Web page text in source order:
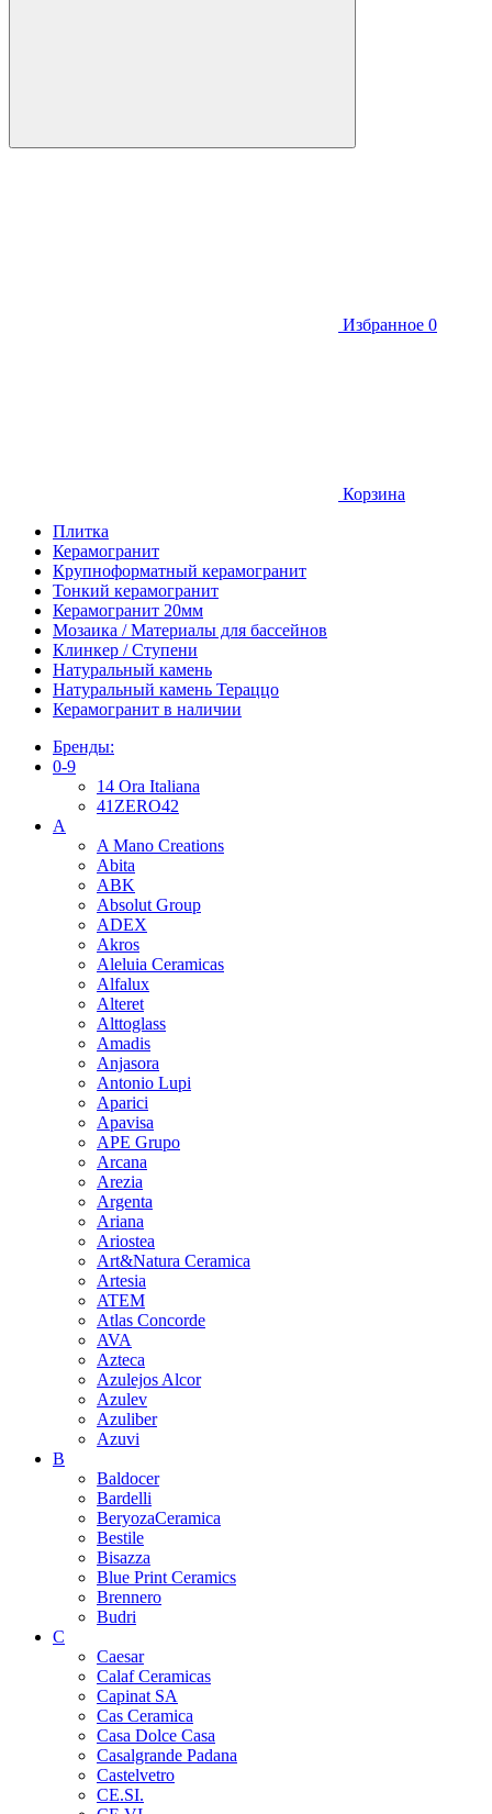
Избранное 0
Корзина
Плитка
Керамогранит
Крупноформатный керамогранит
Тонкий керамогранит
Керамогранит 20мм
Мозаика / Материалы для бассейнов
Клинкер / Ступени
Натуральный камень
Натуральный камень Тераццо
Керамогранит в наличии
Бренды:
0-9
14 Ora Italiana
41ZERO42
A
A Mano Creations
Abita
ABK
Absolut Group
ADEX
Akros
Aleluia Ceramicas
Alfalux
Alteret
Alttoglass
Amadis
Anjasora
Antonio Lupi
Aparici
Apavisa
APE Grupo
Arcana
Arezia
Argenta
Ariana
Ariostea
Art&Natura Ceramica
Artesia
ATEM
Atlas Concorde
AVA
Azteca
Azulejos Alcor
Azulev
Azuliber
Azuvi
B
Baldocer
Bardelli
BeryozaCeramica
Bestile
Bisazza
Blue Print Ceramics
Brennero
Budri
C
Caesar
Calaf Ceramicas
Capinat SA
Cas Ceramica
Casa Dolce Casa
Casalgrande Padana
Castelvetro
CE.SI.